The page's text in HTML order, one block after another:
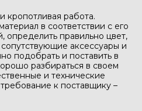
кропотливая работа.
в соответствии с его
определить правильно цвет,
сопутствующие аксессуары и
подобрать и поставить в
разбираться в своем
и технические
к поставщику –